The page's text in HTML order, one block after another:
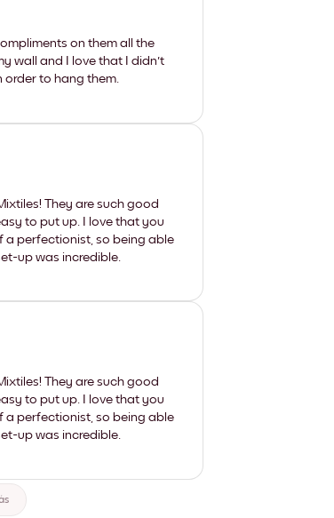
on them all the
wall and I love that I didn't
order to hang them.
They are such good
to put up. I love that you
a perfectionist, so being able
up was incredible.
They are such good
to put up. I love that you
a perfectionist, so being able
up was incredible.